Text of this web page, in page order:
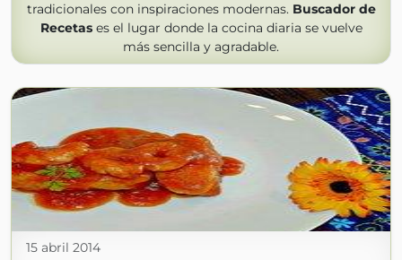
tradicionales con inspiraciones modernas. Buscador de
Recetases el lugar donde la cocina diaria se vuelve
más sencilla y agradable.
15 abril 2014